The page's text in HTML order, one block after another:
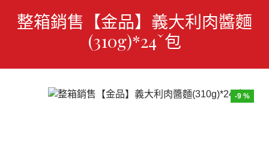
整箱銷售【金品】義大利肉醬麵
(310g)*24ˇ包
-9 %